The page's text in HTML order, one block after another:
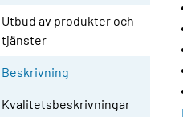
Utbud av produkter och
tjänster
Beskrivning
Kvalitetsbeskrivningar